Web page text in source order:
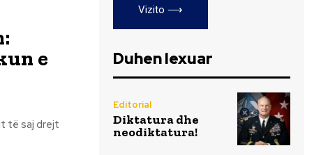
e
të saj drejt
Vizito ⟶
Duhen lexuar
Editorial
Diktatura dhe
neodiktatura!